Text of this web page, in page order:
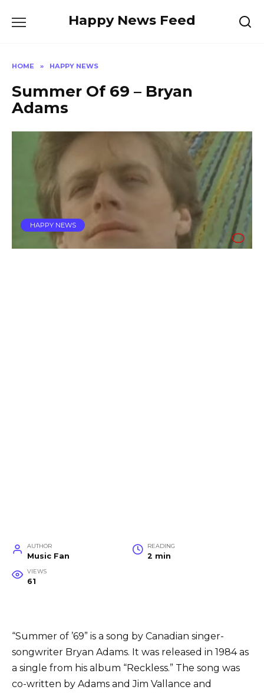
Happy News Feed
HOME » HAPPY NEWS
Summer Of 69 – Bryan
Adams
HAPPY NEWS
AUTHOR
Music Fan
READING
2 min
VIEWS
61
“Summer of ’69” is a song by Canadian singer-
songwriter Bryan Adams. It was released in 1984 as
a single from his album “Reckless.” The song was
co-written by Adams and Jim Vallance and